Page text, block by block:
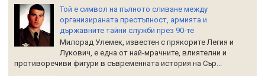
Той е символ на пълното сливане между
организираната престъпност, армията и
държавните тайни служби през 90-те
Милорад Улемек, известен с прякорите Легия и
Лукович, е една от най-мрачните, влиятелни и
противоречиви фигури в съвременната история на Сър...